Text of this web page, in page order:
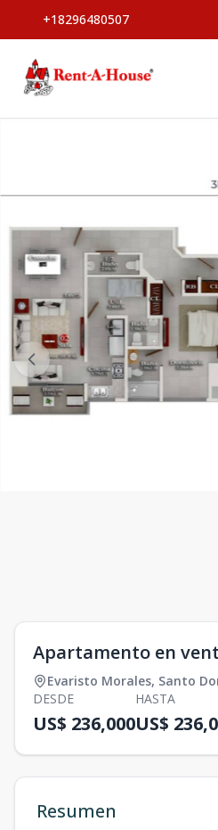
+18296480507
Apartamento en
Evaristo Morales, Santo
DESDE
US$ 236,000
HASTA
US$
Resumen